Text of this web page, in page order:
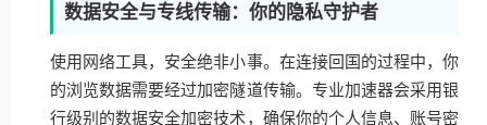
数据安全与专线传输：你的隐私守护者
使用网络工具，安全绝非小事。在连接回国的过程中，你
的浏览数据需要经过加密隧道传输。专业加速器会采用银
行级别的数据安全加密技术，确保你的个人信息、账号密